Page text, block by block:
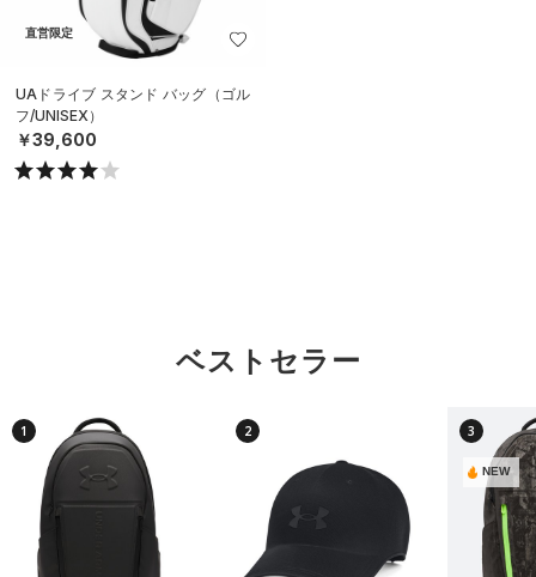
直営限定
UAドライブ スタンド バッグ（ゴル
フ/UNISEX）
￥39,600
ベストセラー
1 2 3
NEW